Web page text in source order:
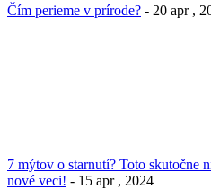
Čím perieme v prírode? - 20 apr ,
7 mýtov o starnutí? Toto skutočne
nové veci! - 15 apr , 2024